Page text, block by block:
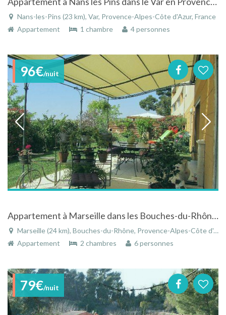
Nans-les-Pins (23 km), Var, Provence-Alpes-Côte d'Azur, France
Appartement
1 chambre 4 personnes
96€/nuit
Appartement à Marseille dans les Bouches-du-Rhône en Provence-Alpes-Côte d'Azur
Marseille (24 km), Bouches-du-Rhône, Provence-Alpes-Côte d'Azur, France
Appartement
2 chambres 6 personnes
79€/nuit